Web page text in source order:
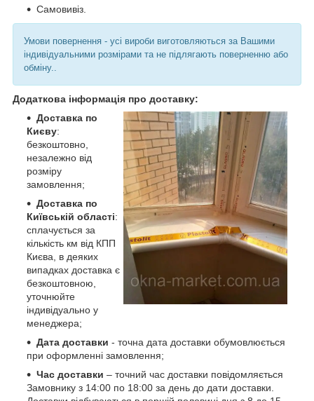
Самовивіз.
Умови повернення - усі вироби виготовляються за Вашими
індивідуальними розмірами та не підлягають поверненню або
обміну..
Додаткова інформація про доставку:
Доставка по
Києву:
безкоштовно,
незалежно від
розміру
замовлення;
Доставка по
Київській області:
сплачується за
кількість км від КПП
Києва, в деяких
випадках доставка є
безкоштовною,
уточнюйте
індивідуально у
менеджера;
Дата доставки - точна дата доставки обумовлюється
при оформленні замовлення;
Час доставки – точний час доставки повідомляється
Замовнику з 14:00 по 18:00 за день до дати доставки.